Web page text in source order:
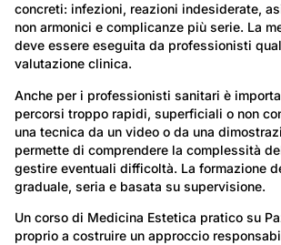
concreti: infezioni, reazioni indesiderate,
non armonici e complicanze più serie. La
deve essere eseguita da professionisti
valutazione clinica.
Anche per i professionisti sanitari è
percorsi troppo rapidi, superficiali o non
una tecnica da un video o da una
permette di comprendere la complessità
gestire eventuali difficoltà. La formazione
graduale, seria e basata su supervisione.
Un corso di Medicina Estetica pratico su
proprio a costruire un approccio